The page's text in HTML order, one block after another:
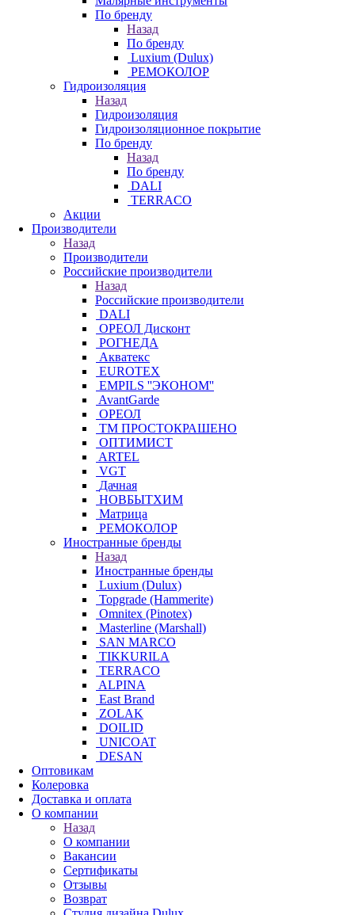
По бренду
Назад
По бренду
Luxium (Dulux)
РЕМОКОЛОР
Гидроизоляция
Назад
Гидроизоляция
Гидроизоляционное покрытие
По бренду
Назад
По бренду
DALI
TERRACO
Акции
Производители
Назад
Производители
Российские производители
Назад
Российские производители
DALI
ОРЕОЛ Дисконт
РОГНЕДА
Акватекс
EUROTEX
EMPILS ''ЭКОНОМ''
AvantGarde
ОРЕОЛ
ТМ ПРОСТОКРАШЕНО
ОПТИМИСТ
ARTEL
VGT
Дачная
НОВБЫТХИМ
Матрица
РЕМОКОЛОР
Иностранные бренды
Назад
Иностранные бренды
Luxium (Dulux)
Topgrade (Hammerite)
Omnitex (Pinotex)
Masterline (Marshall)
SAN MARCO
TIKKURILA
TERRACO
ALPINA
East Brand
ZOLAK
DOILID
UNICOAT
DESAN
Оптовикам
Колеровка
Доставка и оплата
О компании
Назад
О компании
Вакансии
Сертификаты
Отзывы
Возврат